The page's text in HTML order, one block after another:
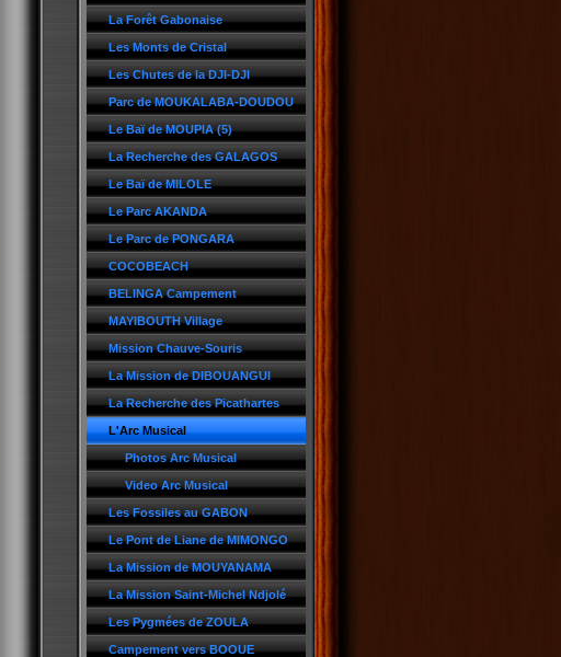
La Forêt Gabonaise
Les Monts de Cristal
Les Chutes de la DJI-DJI
Parc de MOUKALABA-DOUDOU
Le Baï de MOUPIA (5)
La Recherche des GALAGOS
Le Baï de MILOLE
Le Parc AKANDA
Le Parc de PONGARA
COCOBEACH
BELINGA Campement
MAYIBOUTH Village
Mission Chauve-Souris
La Mission de DIBOUANGUI
La Recherche des Picathartes
L'Arc Musical
Photos Arc Musical
Video Arc Musical
Les Fossiles au GABON
Le Pont de Liane de MIMONGO
La Mission de MOUYANAMA
La Mission Saint-Michel Ndjolé
Les Pygmées de ZOULA
Campement vers BOOUE